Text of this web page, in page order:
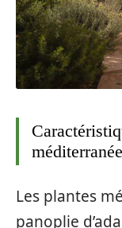
Les plantes
panoplie